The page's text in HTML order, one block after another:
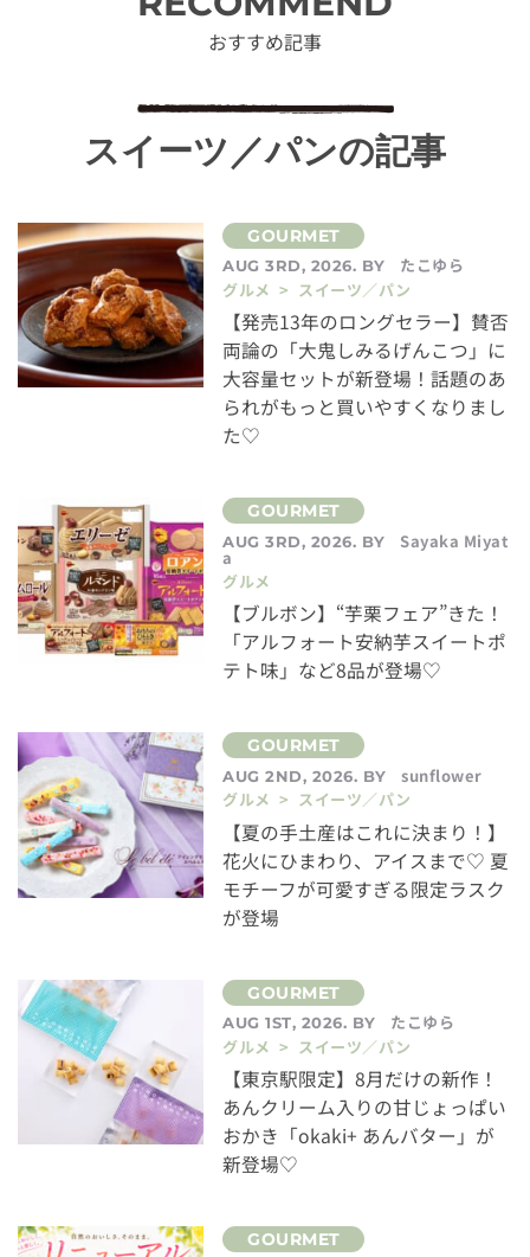
おすすめ記事
スイーツ／パンの記事
AUG 3RD, 2026. BY
たこゆら
グルメ > スイーツ／パン
【発売13年のロングセラー】賛否
両論の「大鬼しみるげんこつ」に
大容量セットが新登場！話題のあ
られがもっと買いやすくなりまし
た♡
AUG 3RD, 2026. BY Sayaka Miyat
a
グルメ
【ブルボン】“芋栗フェア”きた！
「アルフォート安納芋スイートポ
テト味」など8品が登場♡
AUG 2ND, 2026. BY
sunflower
グルメ > スイーツ／パン
【夏の手土産はこれに決まり！】
花火にひまわり、アイスまで♡ 夏
モチーフが可愛すぎる限定ラスク
が登場
AUG 1ST, 2026. BY
たこゆら
グルメ > スイーツ／パン
【東京駅限定】8月だけの新作！
あんクリーム入りの甘じょっぱい
おかき「okaki+ あんバター」が
新登場♡